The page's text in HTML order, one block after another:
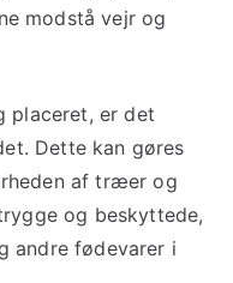
modstå vejr og
placeret, er det
Dette kan gøres
af træer og
og beskyttede,
andre fødevarer i